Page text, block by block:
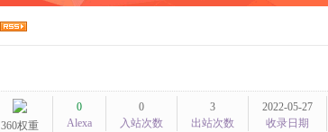
360权重
0
Alexa
0
入站次数
3
出站次数
2022-05-27
收录日期